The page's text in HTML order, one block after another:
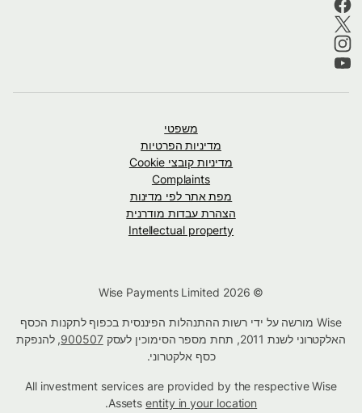
משפטי
מדיניות הפרטיות
מדיניות קובצי Cookie
Complaints
מפת אתר לפי מדינות
הצהרת עבדות מודרנית
Intellectual property
Wise מורשה על ידי רשות ההתנהלות הפיננסית בכפוף לתקנות הכסף
האלקטרוני לשנת 2011, תחת מספר הסימוכין לעסק
900507, להנפקת
כסף אלקטרוני.
All investment services are provided by the respective Wise
Assetsentity in your location
.